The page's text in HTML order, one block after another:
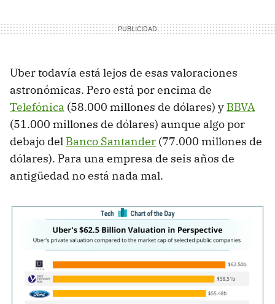
Uber todavía está lejos de esas valoraciones
astronómicas. Pero está por encima de
Telefónica (58.000 millones de dólares) y BBVA
(51.000 millones de dólares) aunque algo por
debajo del Banco Santander (77.000 millones de
dólares). Para una empresa de seis años de
antigüedad no está nada mal.